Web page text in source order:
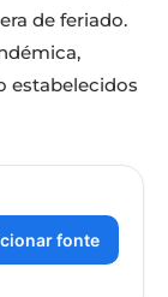
de feriado.
estabelecidos
fonte